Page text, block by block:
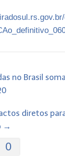
no Brasil
diretos
→
0